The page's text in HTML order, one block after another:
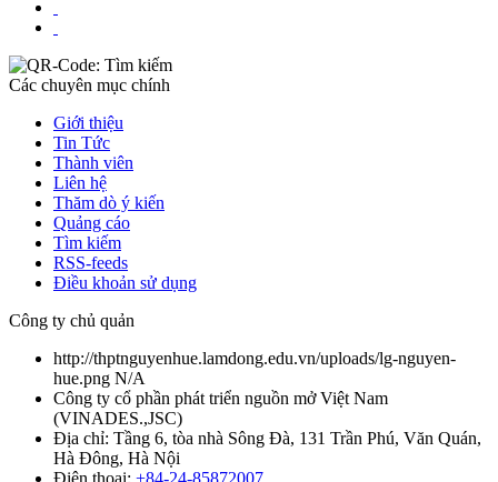
Các chuyên mục chính
Giới thiệu
Tin Tức
Thành viên
Liên hệ
Thăm dò ý kiến
Quảng cáo
Tìm kiếm
RSS-feeds
Điều khoản sử dụng
Công ty chủ quản
http://thptnguyenhue.lamdong.edu.vn/uploads/lg-nguyen-
hue.png N/A
Công ty cổ phần phát triển nguồn mở Việt Nam
(VINADES.,JSC)
Địa chỉ: Tầng 6, tòa nhà Sông Đà, 131 Trần Phú, Văn Quán,
Hà Đông, Hà Nội
Điện thoại: +84-24-85872007